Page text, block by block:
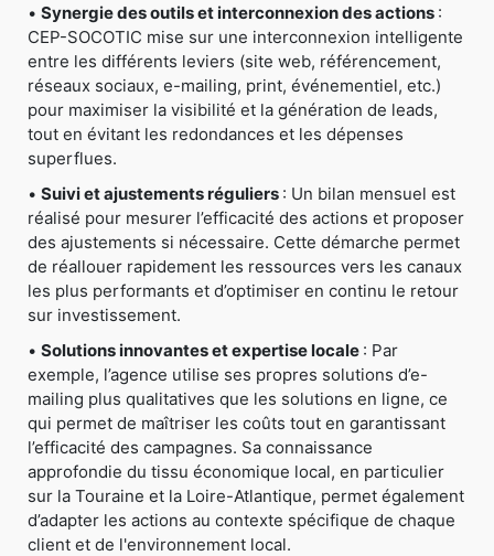
• Synergie des outils et interconnexion des actions :
CEP-SOCOTIC mise sur une interconnexion intelligente
entre les différents leviers (site web, référencement,
réseaux sociaux, e-mailing, print, événementiel, etc.)
pour maximiser la visibilité et la génération de leads,
tout en évitant les redondances et les dépenses
superflues.
• Suivi et ajustements réguliers : Un bilan mensuel est
réalisé pour mesurer l’efficacité des actions et proposer
des ajustements si nécessaire. Cette démarche permet
de réallouer rapidement les ressources vers les canaux
les plus performants et d’optimiser en continu le retour
sur investissement.
• Solutions innovantes et expertise locale : Par
exemple, l’agence utilise ses propres solutions d’e-
mailing plus qualitatives que les solutions en ligne, ce
qui permet de maîtriser les coûts tout en garantissant
l’efficacité des campagnes. Sa connaissance
approfondie du tissu économique local, en particulier
sur la Touraine et la Loire-Atlantique, permet également
d’adapter les actions au contexte spécifique de chaque
client et de l'environnement local.